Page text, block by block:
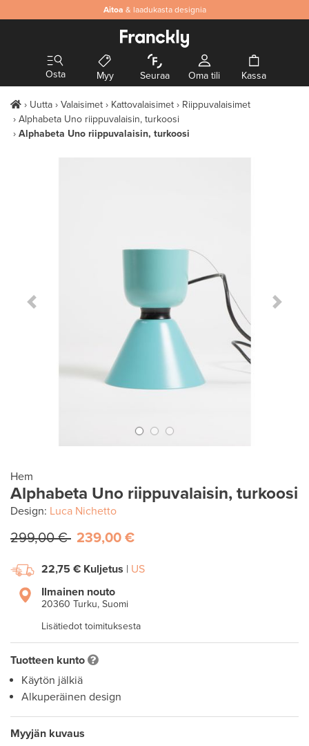
Aitoa & laadukasta designia
Osta Myy Seuraa Oma tili Kassa
Uutta Valaisimet Kattovalaisimet
Riippuvalaisimet
Alphabeta Uno riippuvalaisin, turkoosi
Alphabeta Uno riippuvalaisin, turkoosi
Previous Slide Next
Hem
Alphabeta Uno riippuvalaisin, turkoosi
Design: Luca Nichetto
299,00 € 239,00 €
22,75 € Kuljetus | US
Ilmainen nouto
20360 Turku, Suomi
Lisätiedot toimituksesta
Tuotteen kunto
Käytön jälkiä
Alkuperäinen design
Myyjän kuvaus